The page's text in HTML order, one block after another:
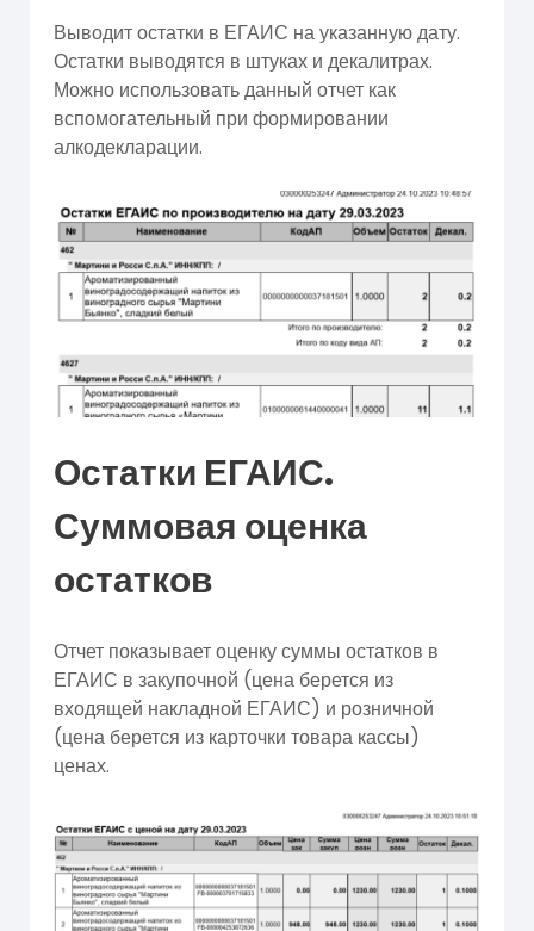
Выводит остатки в ЕГАИС на указанную дату.
Остатки выводятся в штуках и декалитрах.
Можно использовать данный отчет как
вспомогательный при формировании
алкодекларации.
Остатки ЕГАИС.
Суммовая оценка
остатков
Отчет показывает оценку суммы остатков в
ЕГАИС в закупочной (цена берется из
входящей накладной ЕГАИС) и розничной
(цена берется из карточки товара кассы)
ценах.